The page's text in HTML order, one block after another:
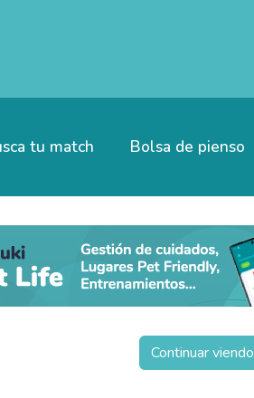
tu match Bolsa de pienso
Continuar viendo